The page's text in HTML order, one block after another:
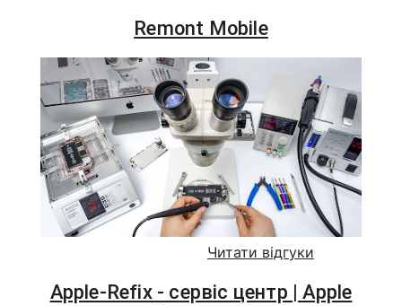
Remont Mobile
Читати відгуки
Apple-Refix - сервіс центр | Apple